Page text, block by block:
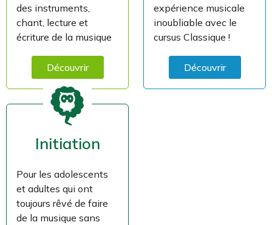
des instruments,
chant, lecture et
écriture de la musique
Découvrir
expérience musicale
inoubliable avec le
cursus Classique !
Découvrir
Initiation
Pour les adolescents
et adultes qui ont
toujours rêvé de faire
de la musique sans